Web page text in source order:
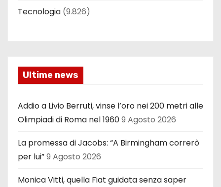
Tecnologia (9.826)
Ultime news
Addio a Livio Berruti, vinse l’oro nei 200 metri alle
Olimpiadi di Roma nel 19609 Agosto 2026
La promessa di Jacobs: “A Birmingham correrò
per lui”9 Agosto 2026
Monica Vitti, quella Fiat guidata senza saper